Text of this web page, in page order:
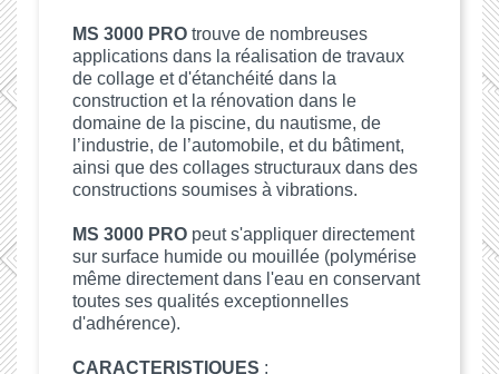
MS 3000 PRO trouve de nombreuses
applications dans la réalisation de travaux
de collage et d'étanchéité dans la
construction et la rénovation dans le
domaine de la piscine, du nautisme, de
l’industrie, de l’automobile, et du bâtiment,
ainsi que des collages structuraux dans des
constructions soumises à vibrations.
MS 3000 PRO peut s'appliquer directement
sur surface humide ou mouillée (polymérise
même directement dans l'eau en conservant
toutes ses qualités exceptionnelles
d'adhérence).
CARACTERISTIQUES :